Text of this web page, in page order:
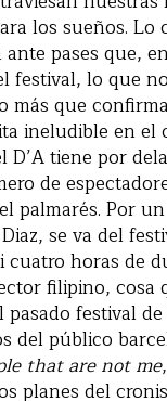
los sueños.
pases que,
festival, lo que
más que
ineludible en
D’A tiene por
de
palmarés. Por
se va del
cuatro horas de
filipino, cosa
pasado festival
del público
that are not me
planes del